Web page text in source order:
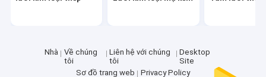
Nhà
Về chúng
tôi
Liên hệ với chúng
tôi
Desktop
Site
Sơ đồ trang web
Privacy Policy